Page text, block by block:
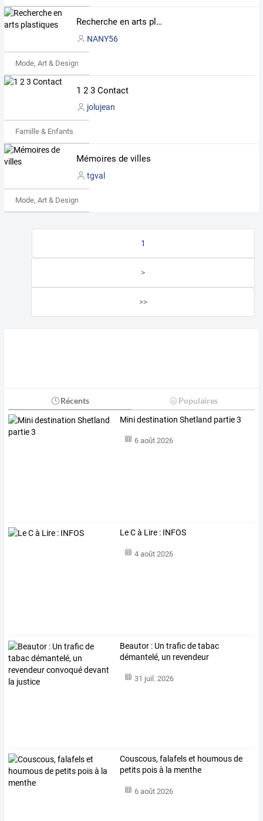
Recherche en arts plastiques
NANY56
Mode, Art & Design
1 2 3 Contact
jolujean
Famille & Enfants
Mémoires de villes
tgval
Mode, Art & Design
1
>
>>
Récents Populaires
Mini destination Shetland partie 3
6 août 2026
Le C à Lire : INFOS
4 août 2026
Beautor : Un traficdetabac
démantelé, un revendeur
31 juil. 2026
Couscous, falafels et houmous de
petits pois à la menthe
6 août 2026